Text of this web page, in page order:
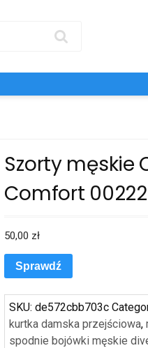
Szorty męskie
Comfort
50,00 zł
Sprawdź
SKU:de572cbb703c
kurtka damska przejściowa,
spodnie bojówki męskie